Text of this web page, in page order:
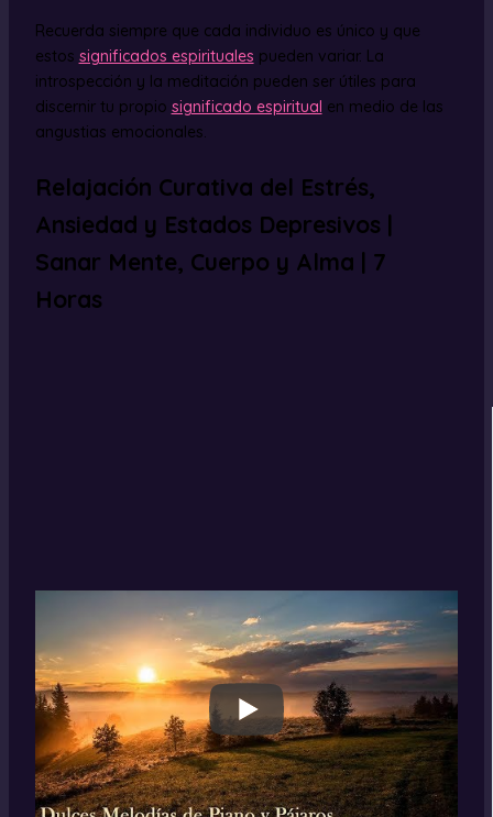
Recuerda siempre que cada individuo es único y que
estos significados espirituales pueden variar. La
introspección y la meditación pueden ser útiles para
discernir tu propio significado espiritual en medio de las
angustias emocionales.
Relajación Curativa del Estrés,
Ansiedad y Estados Depresivos |
Sanar Mente, Cuerpo y Alma | 7
Horas